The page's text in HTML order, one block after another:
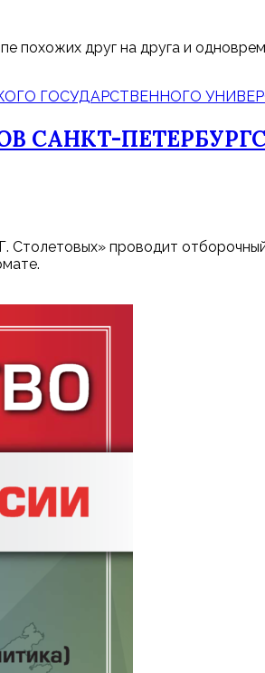
похожих друг на друга и
проводит